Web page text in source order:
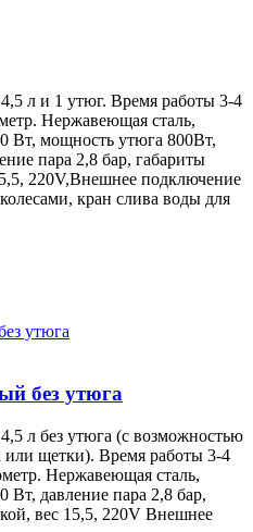
л и 1 утюг. Время работы 3-4
Нержавеющая сталь,
Вт, мощность утюга 800Вт,
пара 2,8 бар, габариты
220V,Внешнее подключение
кран слива воды для
без утюга
л без утюга (с возможностью
щетки). Время работы 3-4
Нержавеющая сталь,
Вт, давление пара 2,8 бар,
вес 15,5, 220V Внешнее